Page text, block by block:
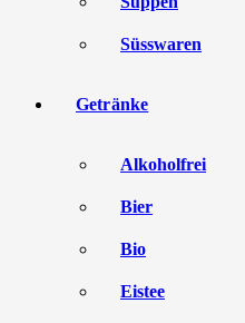
Süsswaren
Getränke
Alkoholfrei
Bier
Bio
Eistee